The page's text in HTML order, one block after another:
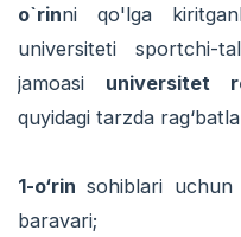
o`rinni qo'lga
universiteti sportchi-
jamoasi universitet
quyidagi tarzda
1-o‘rin sohiblari
baravari;